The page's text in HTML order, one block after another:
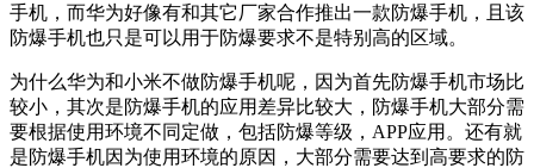
手机，而华为好像有和其它厂家合作推出一款防爆手机，且该
防爆手机也只是可以用于防爆要求不是特别高的区域。
为什么华为和小米不做防爆手机呢，因为首先防爆手机市场比
较小，其次是防爆手机的应用差异比较大，防爆手机大部分需
要根据使用环境不同定做，包括防爆等级，APP应用。还有就
是防爆手机因为使用环境的原因，大部分需要达到高要求的防